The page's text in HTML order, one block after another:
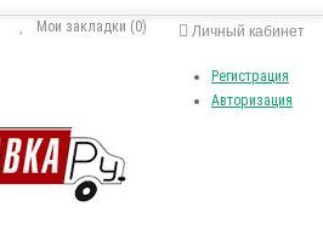
Личный кабинет
Регистрация
Авторизация
Мои закладки (0)